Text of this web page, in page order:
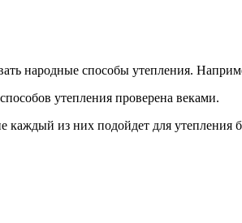
народные способы утепления.
утепления проверена веками.
из них подойдет для